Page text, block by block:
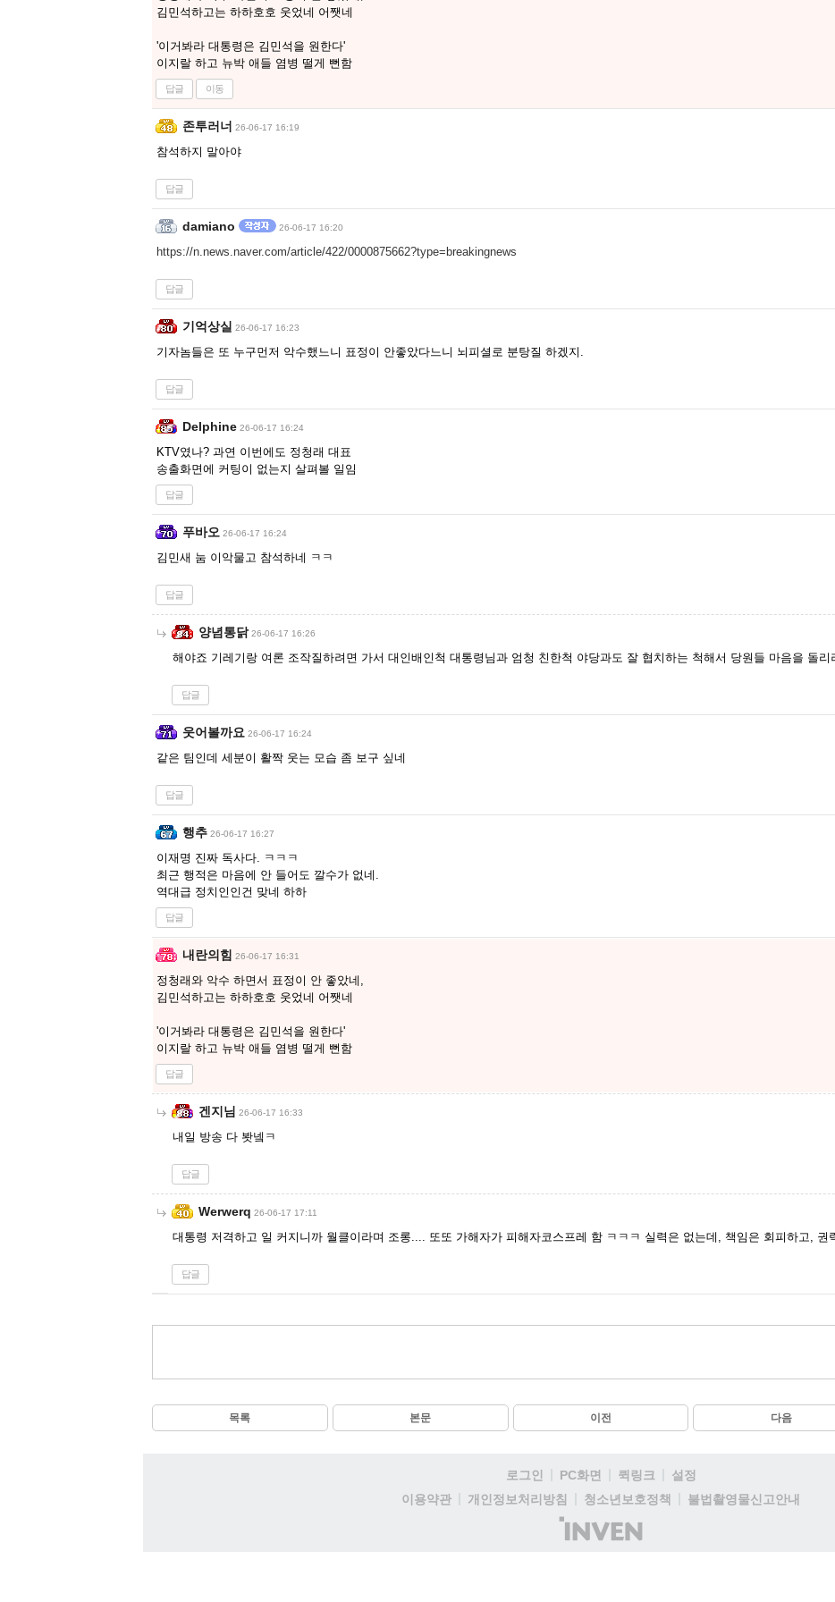
김민석하고는 하하호호 웃었네 어쨋네
'이거봐라 대통령은 김민석을 원한다'
이지랄 하고 뉴박 애들 염병 떨게 뻔함
답글 이동
존투러너 26-06-17 16:19
참석하지 말아야
답글
damiano 26-06-17 16:20
https://n.news.naver.com/article/422/0000875662?type=breakingnews
답글
기억상실 26-06-17 16:23
기자놈들은 또 누구먼저 악수했느니 표정이 안좋았다느니 뇌피셜로 분탕질 하겠지.
답글
Delphine 26-06-17 16:24
KTV였나? 과연 이번에도 정청래 대표
송출화면에 커팅이 없는지 살펴볼 일임
답글
푸바오 26-06-17 16:24
김민새 눔 이악물고 참석하네 ㅋㅋ
답글
양념통닭 26-06-17 16:26
해야죠 기레기랑 여론 조작질하려면 가서 대인배인척 대통령님과 엄청 친한척 야당과도 잘 협치하는 척해서 당원들 마음을 돌리
답글
웃어볼까요 26-06-17 16:24
같은 팀인데 세분이 활짝 웃는 모습 좀 보구 싶네
답글
행추 26-06-17 16:27
이재명 진짜 독사다. ㅋㅋㅋ
최근 행적은 마음에 안 들어도 깔수가 없네.
역대급 정치인인건 맞네 하하
답글
내란의힘 26-06-17 16:31
정청래와 악수 하면서 표정이 안 좋았네,
김민석하고는 하하호호 웃었네 어쨋네
'이거봐라 대통령은 김민석을 원한다'
이지랄 하고 뉴박 애들 염병 떨게 뻔함
답글
겐지님 26-06-17 16:33
내일 방송 다 봣넼ㅋ
답글
Werwerq 26-06-17 17:11
대통령 저격하고 일 커지니까 월클이라며 조롱.... 또또 가해자가 피해자코스프레 함 ㅋㅋㅋ 실력은 없는데, 책임은 회피하고, 권
답글
목록 본문 이전 다음
로그인 PC화면 퀵링크
설정
이용약관
개인정보처리방침 청소년보호정책
불법촬영물신고안내
(주)
인